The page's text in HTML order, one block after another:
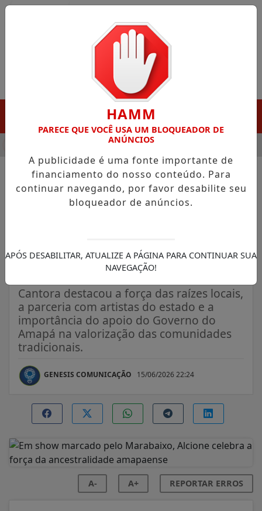
EM PORTO GRANDE COM ATUAÇÃO VOLTADA AO
NOTÍCIAS/NOTÍCIAS LOCAL
Em show marcado pelo
força da ancestralidade
Cantora destacou a força das raízes locais,
a parceria com artistas do estado e a
importância do apoio do Governo do
Amapá na valorização das comunidades
tradicionais.
GENESIS COMUNICAÇÃO 15/06/2026 22:24
A- A+ REPORTAR ERROS
HAMM
PARECE QUE VOCÊ USA UM BLOQUEADOR DE
ANÚNCIOS
A publicidade é uma fonte importante de
financiamento do nosso conteúdo. Para
continuar navegando, por favor desabilite seu
bloqueador de anúncios.
APÓS DESABILITAR, ATUALIZE A PÁGINA PARA CONTINUAR SUA
NAVEGAÇÃO!